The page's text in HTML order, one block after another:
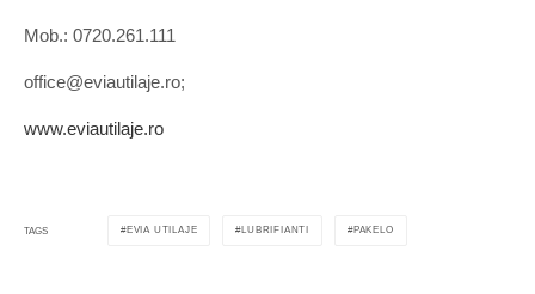
Mob.: 0720.261.111
office@eviautilaje.ro;
www.eviautilaje.ro
TAGS EVIA UTILAJE LUBRIFIANTI PAKELO